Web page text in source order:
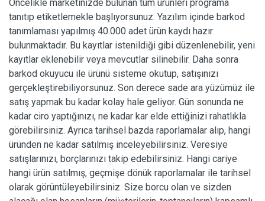
Öncelikle marketinizde bulunan tüm ürünleri programa
tanıtıp etiketlemekle başlıyorsunuz. Yazılım içinde barkod
tanımlaması yapılmış 40.000 adet ürün kaydı hazır
bulunmaktadır. Bu kayıtlar istenildiği gibi düzenlenebilir, yeni
kayıtlar eklenebilir veya mevcutlar silinebilir. Daha sonra
barkod okuyucu ile ürünü sisteme okutup, satışınızı
gerçekleştirebiliyorsunuz. Son derece sade ara yüzümüz ile
satış yapmak bu kadar kolay hale geliyor. Gün sonunda ne
kadar ciro yaptığınızı, ne kadar kar elde ettiğinizi rahatlıkla
görebilirsiniz. Ayrıca tarihsel bazda raporlamalar alıp, hangi
üründen ne kadar satılmış inceleyebilirsiniz. Veresiye
satışlarınızı, borçlarınızı takip edebilirsiniz. Hangi cariye
hangi ürün satılmış, geçmişe dönük raporlamalar ile tarihsel
olarak görüntüleyebilirsiniz. Size borcu olan ve sizden